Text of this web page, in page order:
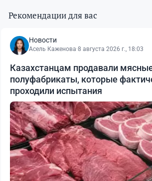
Рекомендации для вас
Новости
Асель Каженова·8 августа 2026 г., 18:03
Казахстанцам продавали
полуфабрикаты, которые
проходили испытания